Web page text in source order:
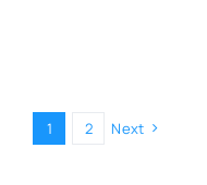
1 2 Next